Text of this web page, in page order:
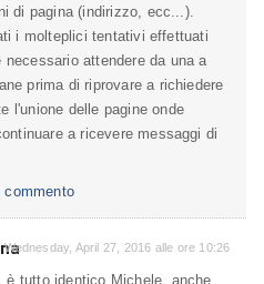
di pagina (indirizzo, ecc...).
i molteplici tentativi effettuati
necessario attendere da una a
prima di riprovare a richiedere
l'unione delle pagine onde
a ricevere messaggi di
commento
Wednesday, April 27, 2016 alle ore 10:26
è tutto identico Michele, anche